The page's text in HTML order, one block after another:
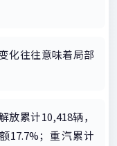
化往往意味着局部
累计10,418辆，
17.7%；重汽累计